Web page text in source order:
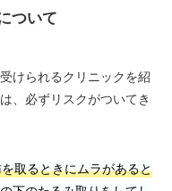
ついて
けられるクリニックを紹
、必ずリスクがついてき
取るときにムラがあると